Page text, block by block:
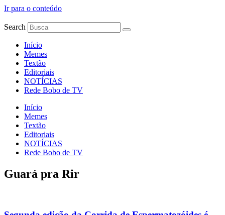
Ir para o conteúdo
Search
Início
Memes
Textão
Editoriais
NOTÍCIAS
Rede Bobo de TV
Início
Memes
Textão
Editoriais
NOTÍCIAS
Rede Bobo de TV
Guará pra Rir